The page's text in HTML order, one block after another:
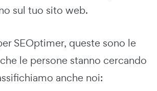
sul tuo sito web.
SEOptimer, queste sono le
le persone stanno cercando
anche noi: